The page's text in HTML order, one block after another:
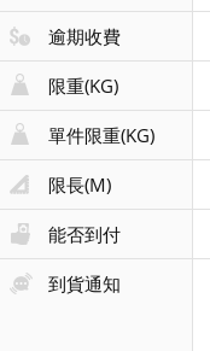
逾期收費
限重(KG)
單件限重(KG)
限長(M)
能否到付
到貨通知